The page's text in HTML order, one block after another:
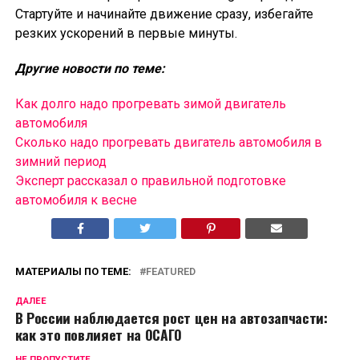
Стартуйте и начинайте движение сразу, избегайте
резких ускорений в первые минуты.
Другие новости по теме:
Как долго надо прогревать зимой двигатель
автомобиля
Сколько надо прогревать двигатель автомобиля в
зимний период
Эксперт рассказал о правильной подготовке
автомобиля к весне
МАТЕРИАЛЫ ПО ТЕМЕ: FEATURED
ДАЛЕЕ
В России наблюдается рост цен на автозапчасти:
как это повлияет на ОСАГО